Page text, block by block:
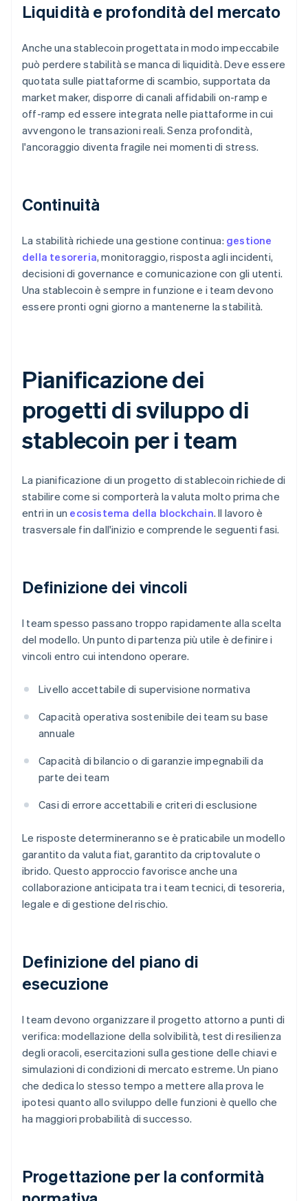
Liquidità e profondità del mercato
Anche una stablecoin progettata in modo impeccabile
può perdere stabilità se manca di liquidità. Deve essere
quotata sulle piattaforme di scambio, supportata da
market maker, disporre di canali affidabili on-ramp e
off-ramp ed essere integrata nelle piattaforme in cui
avvengono le transazioni reali. Senza profondità,
l'ancoraggio diventa fragile nei momenti di stress.
Continuità
La stabilità richiede una gestione continua: gestione
della tesoreria, monitoraggio, risposta agli incidenti,
decisioni di governance e comunicazione con gli utenti.
Una stablecoin è sempre in funzione e i team devono
essere pronti ogni giorno a mantenerne la stabilità.
Pianificazione dei
progetti di sviluppo di
stablecoin per i team
La pianificazione di un progetto di stablecoin richiede di
stabilire come si comporterà la valuta molto prima che
entri in un ecosistema della blockchain. Il lavoro è
trasversale fin dall'inizio e comprende le seguenti fasi.
Definizione dei vincoli
I team spesso passano troppo rapidamente alla scelta
del modello. Un punto di partenza più utile è definire i
vincoli entro cui intendono operare.
Livello accettabile di supervisione normativa
Capacità operativa sostenibile dei team su base
annuale
Capacità di bilancio o di garanzie impegnabili da
parte dei team
Casi di errore accettabili e criteri di esclusione
Le risposte determineranno se è praticabile un modello
garantito da valuta fiat, garantito da criptovalute o
ibrido. Questo approccio favorisce anche una
collaborazione anticipata tra i team tecnici, di tesoreria,
legale e di gestione del rischio.
Definizione del piano di
esecuzione
I team devono organizzare il progetto attorno a punti di
verifica: modellazione della solvibilità, test di resilienza
degli oracoli, esercitazioni sulla gestione delle chiavi e
simulazioni di condizioni di mercato estreme. Un piano
che dedica lo stesso tempo a mettere alla prova le
ipotesi quanto allo sviluppo delle funzioni è quello che
ha maggiori probabilità di successo.
Progettazione per la conformità